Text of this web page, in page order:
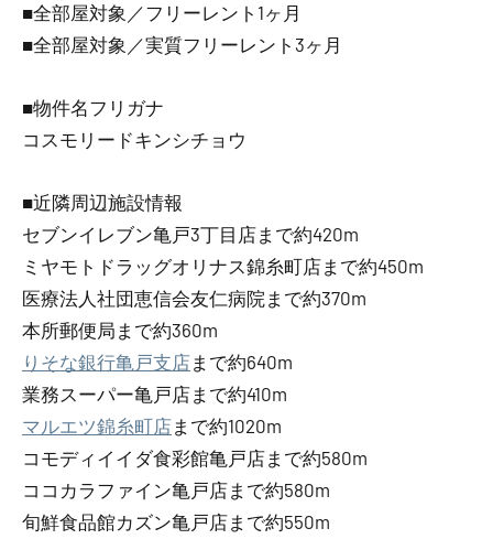
■全部屋対象／フリーレント1ヶ月
■全部屋対象／実質フリーレント3ヶ月
■物件名フリガナ
コスモリードキンシチョウ
■近隣周辺施設情報
セブンイレブン亀戸3丁目店まで約420m
ミヤモトドラッグオリナス錦糸町店まで約450m
医療法人社団恵信会友仁病院まで約370m
本所郵便局まで約360m
りそな銀行亀戸支店まで約640m
業務スーパー亀戸店まで約410m
マルエツ錦糸町店まで約1020m
コモディイイダ食彩館亀戸店まで約580m
ココカラファイン亀戸店まで約580m
旬鮮食品館カズン亀戸店まで約550m